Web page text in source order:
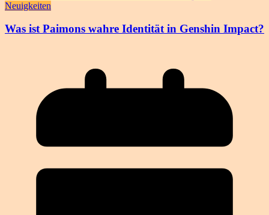
Neuigkeiten
Was ist Paimons wahre Identität in Genshin Impact?